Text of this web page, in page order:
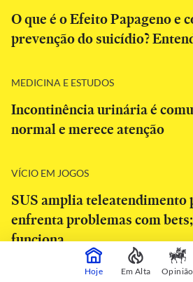
O que é o Efeito Papageno e
prevenção do suicídio?
MEDICINA E ESTUDOS
Incontinência urinária é
normal e merece atenção
VÍCIO EM JOGOS
SUS amplia teleatendimento
enfrenta problemas com
funciona
Hoje Em Alta Opinião